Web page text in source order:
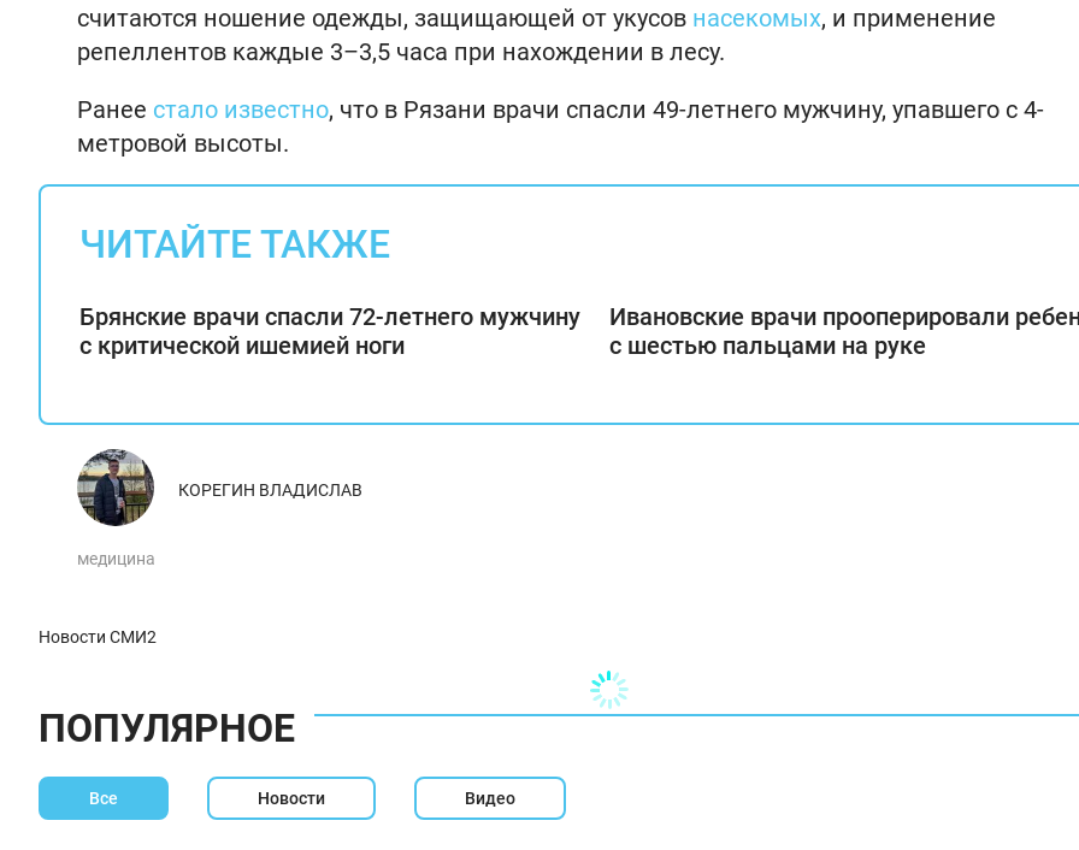
считаются ношение одежды, защищающей от укусов насекомых, и применение
репеллентов каждые 3–3,5 часа при нахождении в лесу.
Ранее стало известно, что в Рязани врачи спасли 49-летнего мужчину, упавшего с 4-
метровой высоты.
ЧИТАЙТЕ ТАКЖЕ
Брянские врачи спасли 72-летнего мужчину
с критической ишемией ноги
Ивановские врачи прооперировали
с шестью пальцами на руке
КОРЕГИН ВЛАДИСЛАВ
медицина
Новости СМИ2
ПОПУЛЯРНОЕ
Все Новости Видео